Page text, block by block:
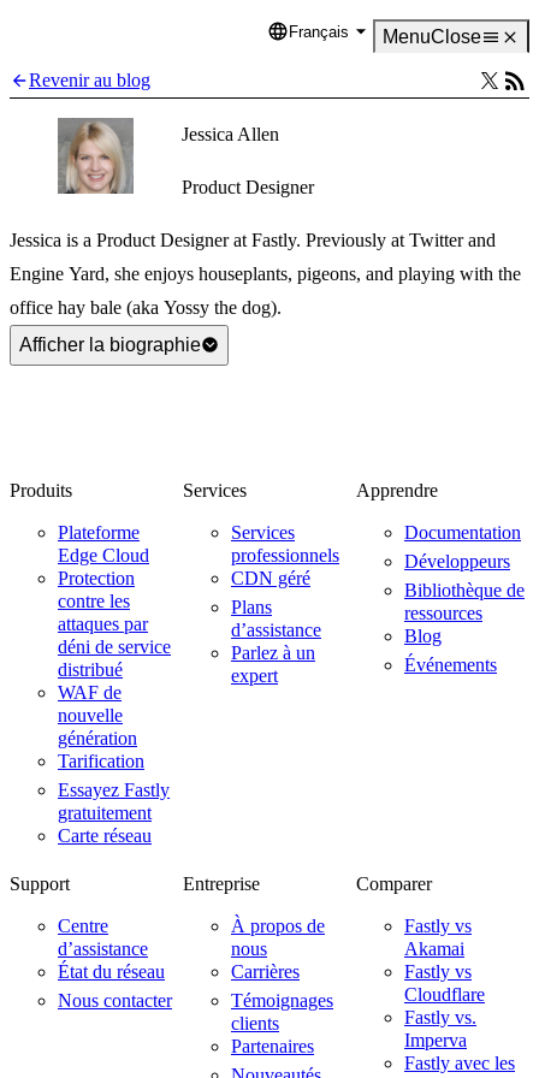
Language
Français MenuClose
Revenir au blog
Jessica Allen
Product Designer
Jessica is a Product Designer at Fastly. Previously at Twitter and
Engine Yard, she enjoys houseplants, pigeons, and playing with the
office hay bale (aka Yossy the dog).
Afficher la biographie
Produits
Plateforme
Edge Cloud
Protection
contre les
attaques par
déni de service
distribué
WAF de
nouvelle
génération
Tarification
Essayez Fastly
gratuitement
Carte réseau
Services
Services
professionnels
CDN géré
Plans
d’assistance
Parlez à un
expert
Apprendre
Documentation
Développeurs
Bibliothèque de
ressources
Blog
Événements
Support
Centre
d’assistance
État du réseau
Nous contacter
Entreprise
À propos de
nous
Carrières
Témoignages
clients
Partenaires
Comparer
Fastly vs
Akamai
Fastly vs
Cloudflare
Fastly vs.
Imperva
Fastly avec les